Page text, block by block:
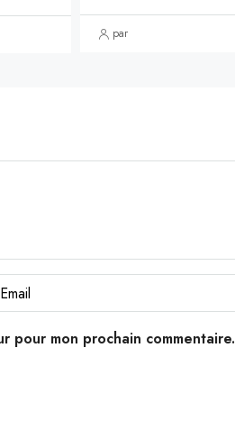
par
pour mon prochain commentaire.